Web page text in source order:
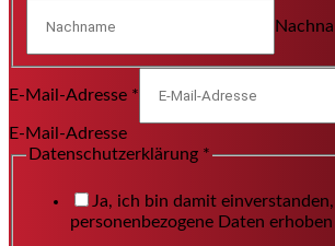
E-Mail-Adresse *
E-Mail-Adresse
Datenschutzerklärung *
Ja, ich bin damit
personenbezogene Daten